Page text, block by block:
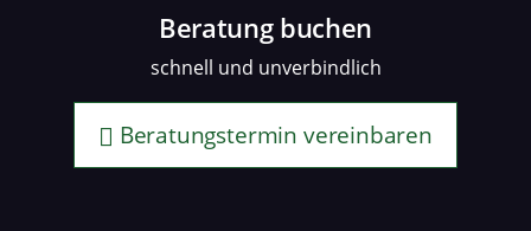
Beratung buchen
schnell und unverbindlich
Beratungstermin vereinbaren